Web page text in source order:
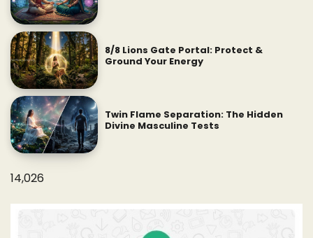
8/8 Lions Gate Portal: Protect &
Ground Your Energy
Twin Flame Separation: The Hidden
Divine Masculine Tests
14,026